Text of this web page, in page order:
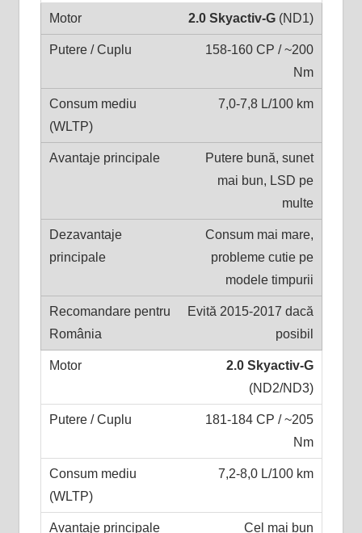
2.0 Skyactiv-G(ND1)
158-160 CP / ~200
Nm
7,0-7,8 L/100 km
Putere bună, sunet
mai bun, LSD pe
multe
Consum mai mare,
probleme cutie pe
modele timpurii
Evită 2015-2017 dacă
posibil
2.0 Skyactiv-G
(ND2/ND3)
181-184 CP / ~205
Nm
7,2-8,0 L/100 km
Cel mai bun